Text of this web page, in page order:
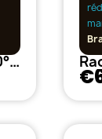
Raccord Coude 90° /125-125mm PVC